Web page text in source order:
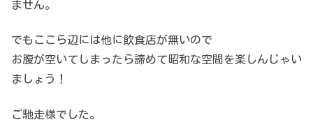
ません。
でもここら辺には他に飲食店が無いので
お腹が空いてしまったら諦めて昭和な空間を楽しんじゃい
ましょう！
ご馳走様でした。